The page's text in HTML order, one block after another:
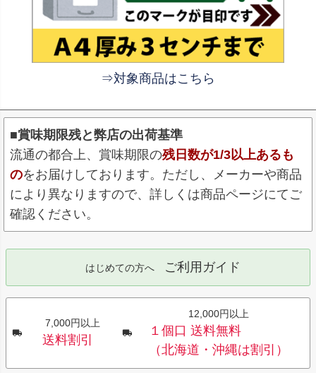
⇒対象商品はこちら
■賞味期限残と弊店の出荷基準
流通の都合上、賞味期限の残日数が1/3以上あるも
のをお届けしております。ただし、メーカーや商品
により異なりますので、詳しくは商品ページにてご
確認ください。
はじめての方へ ご利用ガイド
7,000円以上
送料割引
12,000円以上
１個口 送料無料
（北海道・沖縄は割引）